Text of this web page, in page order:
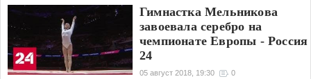
Гимнастка Мельникова
завоевала серебро на
чемпионате Европы - Россия
24
05 август 2018, 19:30 0